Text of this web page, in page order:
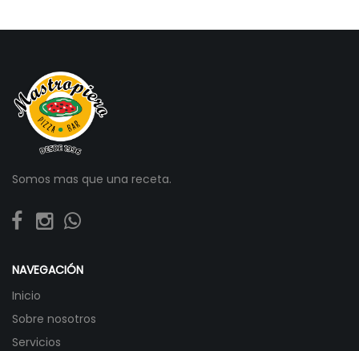
Somos mas que una receta.
NAVEGACIÓN
Inicio
Sobre nosotros
Servicios